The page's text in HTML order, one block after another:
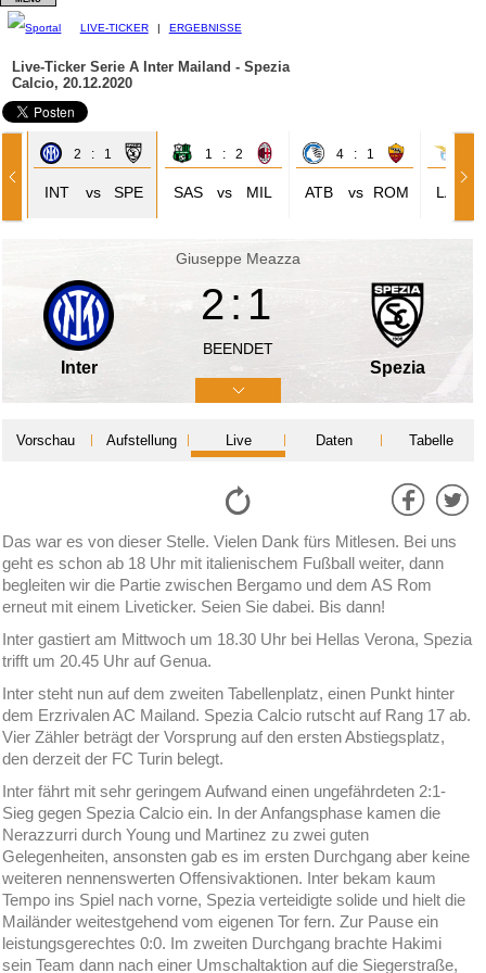
LIVE-TICKER | ERGEBNISSE
Live-Ticker Serie A Inter Mailand - Spezia
Calcio, 20.12.2020
2 : 1
INT vs SPE
1 : 2
SAS vs MIL
4 : 1
ATB vs ROM LAZ
Giuseppe Meazza
Inter
2:1
BEENDET
Spezia
Vorschau Aufstellung Live Daten Tabelle
Das war es von dieser Stelle. Vielen Dank fürs Mitlesen. Bei uns
geht es schon ab 18 Uhr mit italienischem Fußball weiter, dann
begleiten wir die Partie zwischen Bergamo und dem AS Rom
erneut mit einem Liveticker. Seien Sie dabei. Bis dann!
Inter gastiert am Mittwoch um 18.30 Uhr bei Hellas Verona, Spezia
trifft um 20.45 Uhr auf Genua.
Inter steht nun auf dem zweiten Tabellenplatz, einen Punkt hinter
dem Erzrivalen AC Mailand. Spezia Calcio rutscht auf Rang 17 ab.
Vier Zähler beträgt der Vorsprung auf den ersten Abstiegsplatz,
den derzeit der FC Turin belegt.
Inter fährt mit sehr geringem Aufwand einen ungefährdeten 2:1-
Sieg gegen Spezia Calcio ein. In der Anfangsphase kamen die
Nerazzurri durch Young und Martinez zu zwei guten
Gelegenheiten, ansonsten gab es im ersten Durchgang aber keine
weiteren nennenswerten Offensivaktionen. Inter bekam kaum
Tempo ins Spiel nach vorne, Spezia verteidigte solide und hielt die
Mailänder weitestgehend vom eigenen Tor fern. Zur Pause ein
leistungsgerechtes 0:0. Im zweiten Durchgang brachte Hakimi
sein Team dann nach einer Umschaltaktion auf die Siegerstraße,